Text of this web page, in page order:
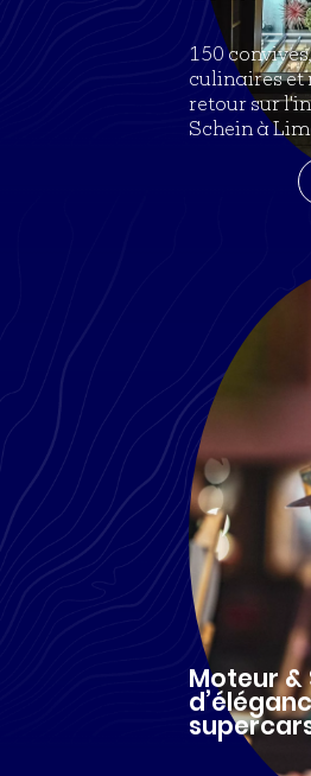
150
culinaires et
retour sur
Schein à
Moteur &